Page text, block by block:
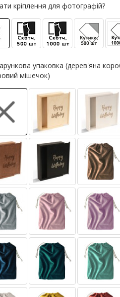
кріплення для фотографій?
упаковка (дерев'яна
мішечок)